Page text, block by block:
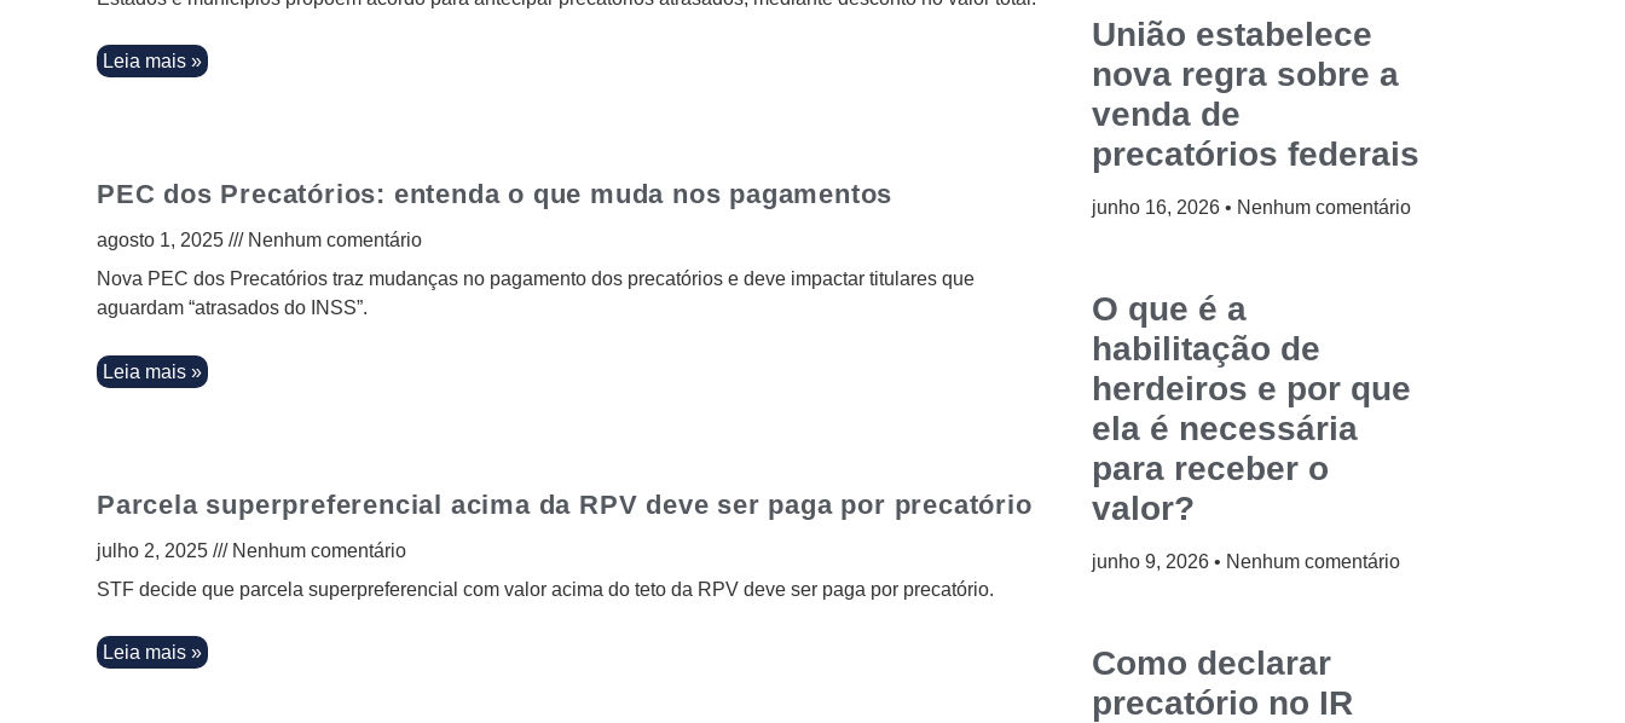
Leia mais »
PEC dos Precatórios: entenda o que muda nos pagamentos
agosto 1, 2025
Nenhum comentário
Nova PEC dos Precatórios traz mudanças no pagamento dos precatórios e deve impactar titulares que
aguardam “atrasados do INSS”.
Leia mais »
Parcela superpreferencial acima da RPV deve ser paga por precatório
julho 2, 2025
Nenhum comentário
STF decide que parcela superpreferencial com valor acima do teto da RPV deve ser paga por precatório.
Leia mais »
União estabelece
nova regra sobre a
venda de
precatórios federais
junho 16, 2026 Nenhum comentário
O que é a
habilitação de
herdeiros e por que
ela é necessária
para receber o
valor?
junho 9, 2026 Nenhum comentário
Como declarar
precatório no IR